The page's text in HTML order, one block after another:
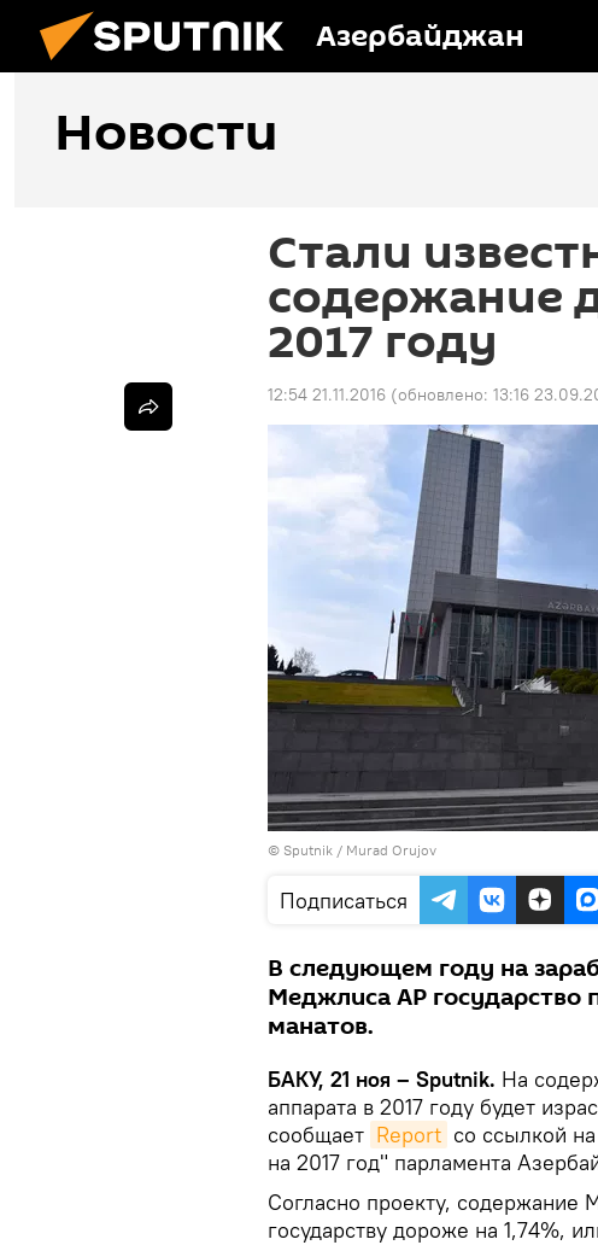
Азербайджан
Новости
Стали
содержание
2017 году
12:54 21.11.2016 (обновлено: 13:16
© Sputnik / Murad Orujov
Подписаться
В следующем году на
Меджлиса АР государство
манатов.
БАКУ, 21 ноя – Sputnik. На
аппарата в 2017 году будет
сообщает Report со ссылкой
на 2017 год" парламента
Согласно проекту, содержание
государству дороже на 1,74%,